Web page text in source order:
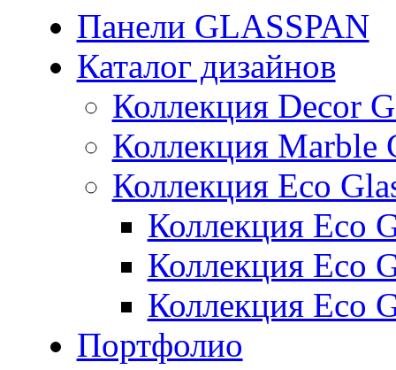
Панели GLASSPAN
Каталог дизайнов
Коллекция Decor
Коллекция Marble
Коллекция Eco
Коллекция Eco
Коллекция Eco
Коллекция Eco
Портфолио